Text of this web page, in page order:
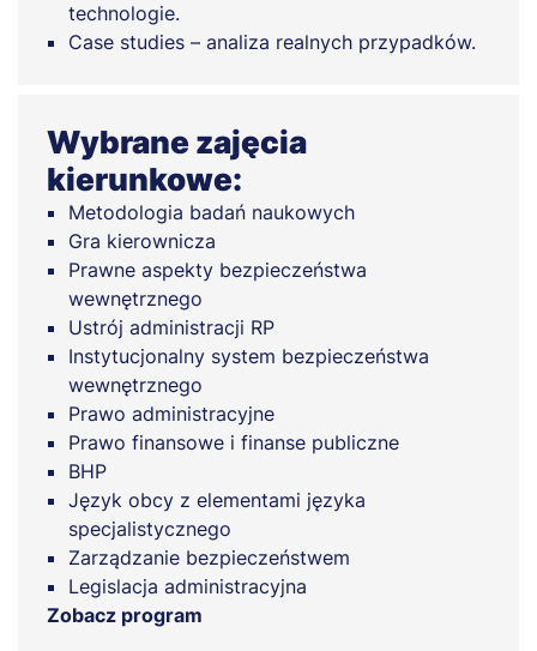
technologie.
Case studies – analiza realnych przypadków.
Wybrane zajęcia
kierunkowe:
Metodologia badań naukowych
Gra kierownicza
Prawne aspekty bezpieczeństwa
wewnętrznego
Ustrój administracji RP
Instytucjonalny system bezpieczeństwa
wewnętrznego
Prawo administracyjne
Prawo finansowe i finanse publiczne
BHP
Język obcy z elementami języka
specjalistycznego
Zarządzanie bezpieczeństwem
Legislacja administracyjna
Zobacz program